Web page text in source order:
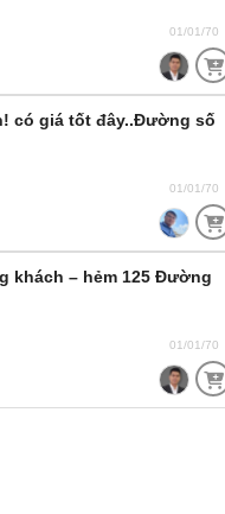
01/01/70
có giá tốt đây..Đường số
01/01/70
khách – hẻm 125 Đường
01/01/70